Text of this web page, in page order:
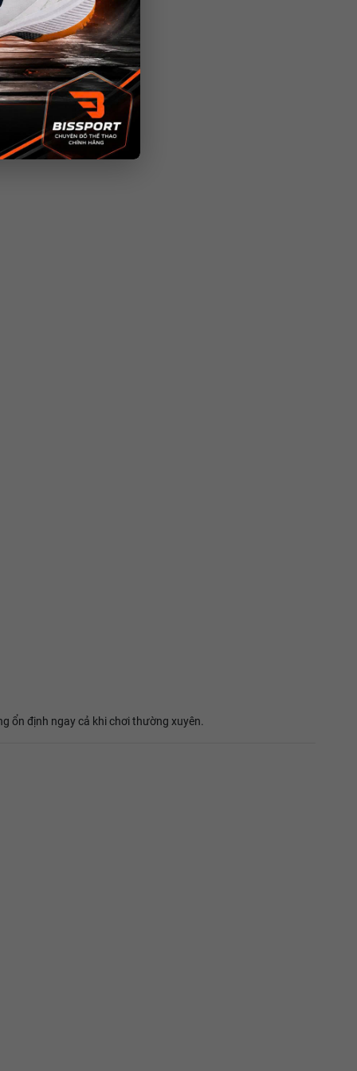
ổn định ngay cả khi chơi thường xuyên.